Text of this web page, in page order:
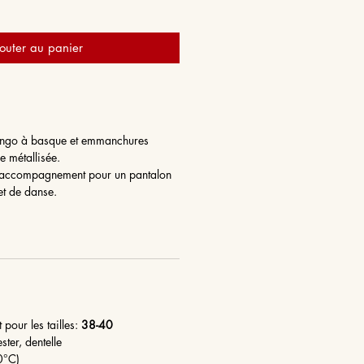
au panier
à basque et emmanchures
métallisée.
pour un pantalon
de danse.
pour les tailles: 38-40
dentelle